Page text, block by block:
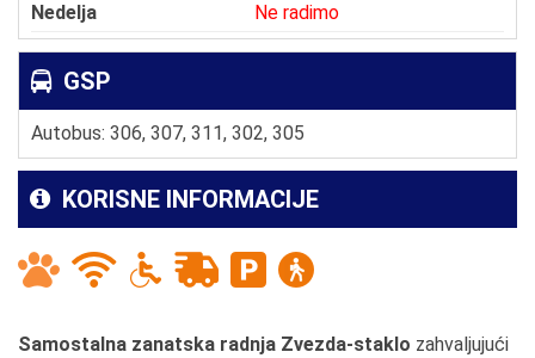
Nedelja
Ne radimo
GSP
Autobus: 306, 307, 311, 302, 305
KORISNE INFORMACIJE
Samostalna zanatska radnja Zvezda-staklo zahvaljujući